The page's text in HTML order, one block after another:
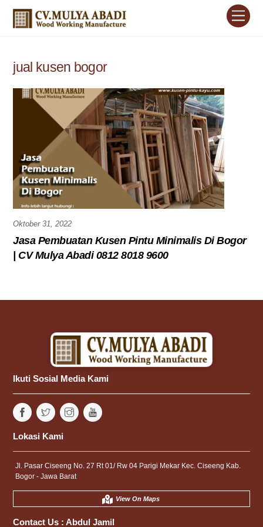
content
jual kusen bogor
Oktober 31, 2022
Jasa Pembuatan Kusen Pintu Minimalis Di Bogor
| CV Mulya Abadi 0812 8018 9600
Ikuti Sosial Media Kami
Lokasi Kami
Jl. Pasar Ciseeng No. 27 Rt 01/ Rw 04 Parigi Mekar Kec. Ciseeng Kab.
Bogor - Jawa Barat
View On Maps
Contact Us :Abdul Jamil